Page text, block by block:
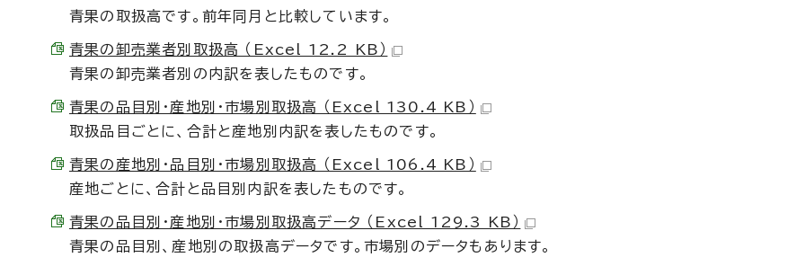
青果の取扱高です。前年同月と比較しています。
青果の卸売業者別取扱高 （Excel 12.2 KB）
青果の卸売業者別の内訳を表したものです。
青果の品目別・産地別・市場別取扱高 （Excel 130.4 KB）
取扱品目ごとに、合計と産地別内訳を表したものです。
青果の産地別・品目別・市場別取扱高 （Excel 106.4 KB）
産地ごとに、合計と品目別内訳を表したものです。
青果の品目別・産地別・市場別取扱高データ （Excel 129.3 KB）
青果の品目別、産地別の取扱高データです。市場別のデータもあります。